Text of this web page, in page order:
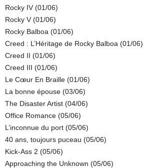
Rocky IV (01/06)
Rocky V (01/06)
Rocky Balboa (01/06)
Creed : L’Héritage de Rocky Balboa (01/06)
Creed II (01/06)
Creed III (01/06)
Le Cœur En Braille (01/06)
La bonne épouse (03/06)
The Disaster Artist (04/06)
Office Romance (05/06)
L’inconnue du port (05/06)
40 ans, toujours puceau (05/06)
Kick-Ass 2 (05/06)
Approaching the Unknown (05/06)